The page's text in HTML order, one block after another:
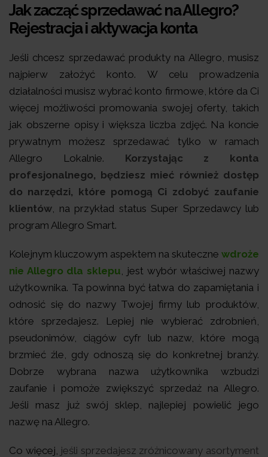
Jak zacząć sprzedawać na Allegro?
Rejestracja i aktywacja konta
Jeśli chcesz sprzedawać produkty na Allegro, musisz
najpierw założyć konto. W celu prowadzenia
działalności musisz wybrać konto firmowe, które da Ci
więcej możliwości promowania swojej oferty, takich
jak obszerne opisy i większa liczba zdjęć. Na koncie
prywatnym możesz sprzedawać tylko w ramach
Allegro Lokalnie. Korzystając z konta
profesjonalnego, będziesz mieć również dostęp
do narzędzi, które pomogą Ci zdobyć zaufanie
klientów , na przykład status Super Sprzedawcy lub
program Allegro Smart.
Kolejnym kluczowym aspektem na skuteczne wdroże
nie Allegro dla sklepu , jest wybór właściwej nazwy
użytkownika. Ta powinna być łatwa do zapamiętania i
odnosić się do nazwy Twojej firmy lub produktów,
które sprzedajesz. Lepiej nie wybierać zdrobnień,
pseudonimów, ciągów cyfr lub nazw, które mogą
brzmieć źle, gdy odnoszą się do konkretnej branży.
Dobrze wybrana nazwa użytkownika wzbudzi
zaufanie i pomoże zwiększyć sprzedaż na Allegro.
Jeśli masz już swój sklep, najlepiej powielić jego
nazwę na Allegro.
Co więcej, jeśli sprzedajesz zróżnicowany asortyment